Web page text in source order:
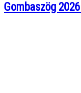
Gombaszög